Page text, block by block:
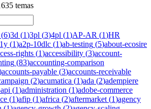
temas
(6)3d (1)3pl (3)4pl (1)AP-AR (1)HR
(1)a2p-10dlc (1)ab-testing (5)about-ecosire
rights (1)accessibility (3)account-
(83)accounting-comparison
accounts-payable (3)accounts-receivable
(2)acumatica (1)ada (2)adempiere
(1)administration (1)adobe-commerce
(1)afip (1)africa (2)aftermarket (1)agency